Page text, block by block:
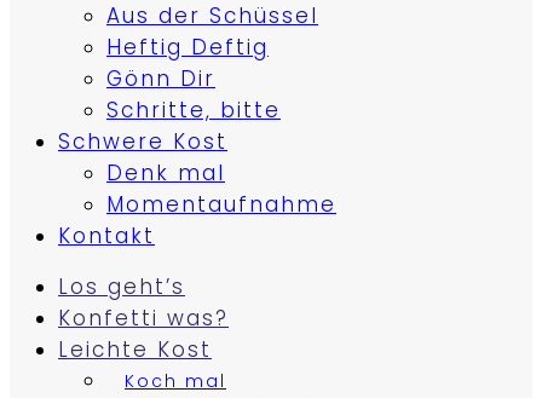
Aus der Schüssel
Heftig Deftig
Gönn Dir
Schritte, bitte
Schwere Kost
Denk mal
Momentaufnahme
Kontakt
Los geht’s
Konfetti was?
Leichte Kost
Koch mal